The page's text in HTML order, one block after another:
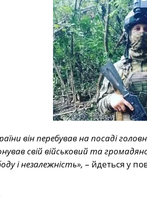
він перебував на посаді
свій військовий та
і незалежність», – йдеться у